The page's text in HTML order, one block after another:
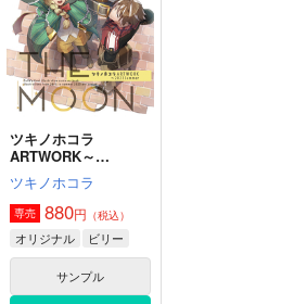
ツキノホコラ
ARTWORK～
2023Summer
ツキノホコラ
専売 880円 （税込）
オリジナル ビリー
サンプル